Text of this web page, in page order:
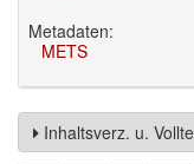
Metadaten:
METS
Inhaltsverz. u.